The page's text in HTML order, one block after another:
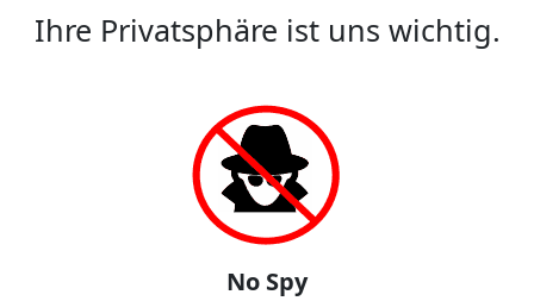
Ihre Privatsphäre ist uns wichtig.
No Spy